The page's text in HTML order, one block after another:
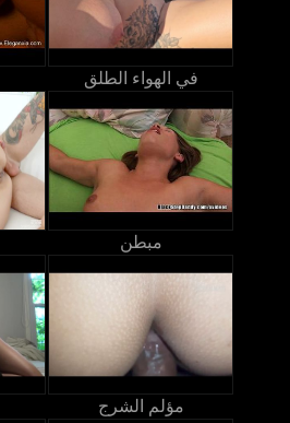
في الهواء الطلق
مبطن
مؤلم الشرج